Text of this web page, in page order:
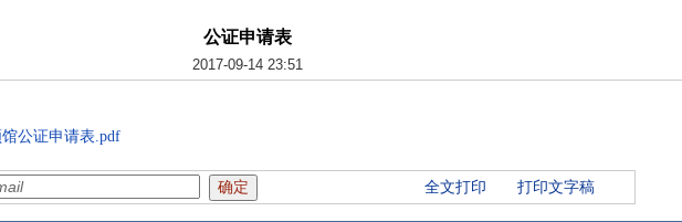
公证申请表
2017-09-14 23:51
公证申请表.pdf
全文打印 打印文字稿